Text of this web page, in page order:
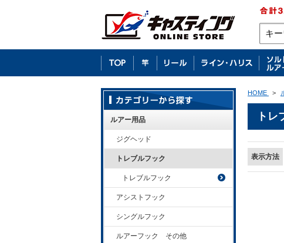
HOME >
トレ
表示方法
ルアー用品
ジグヘッド
トレブルフック
トレブルフック
アシストフック
シングルフック
ルアーフック その他